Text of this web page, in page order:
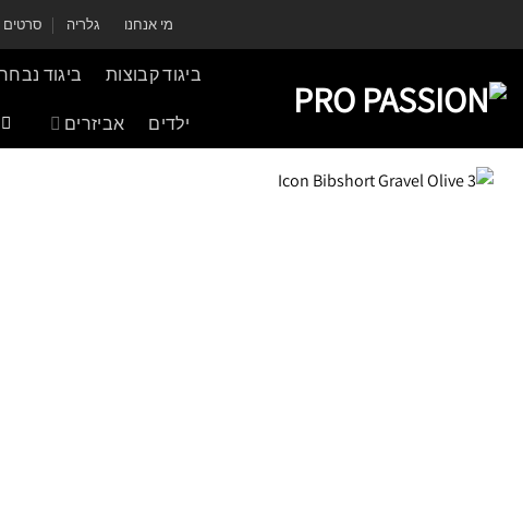
מי אנחנו גלריה סרטים
ביגוד קבוצות ביגוד
ילדים אביזרים